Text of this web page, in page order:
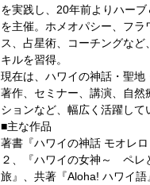
を実践し、 20年前よりハー
を主催。ホメオパシー、フラ
ス、占星術、コーチングなど
キルを習得。
現在は、ハワイの神話・聖地
著作、セミナー、講演、自然
ションなど、幅広く活躍して
■主な作品
著書『ハワイの神話 モオレ
２、『ハワイの女神～ ペレ
旅』、共著『Aloha!ハワイ語